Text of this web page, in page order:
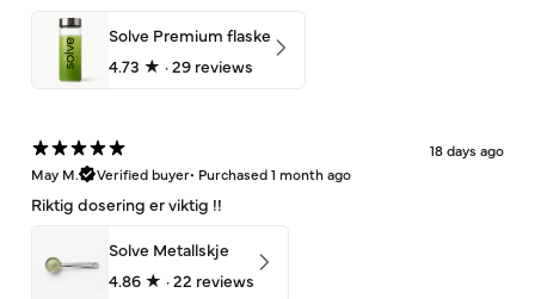
Solve Premium flaske
4.73 ★ ·29 reviews
18 days ago
May M.
Verified buyer• Purchased 1 month ago
Riktig dosering er viktig !!
Solve Metallskje
4.86 ★ ·22 reviews